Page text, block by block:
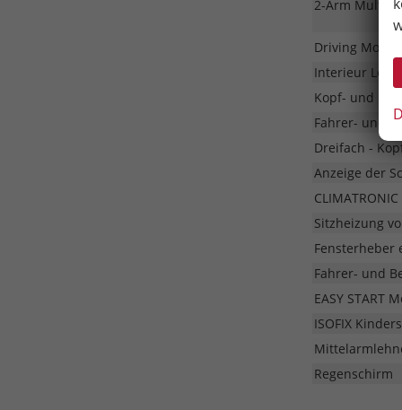
2-Arm
Driving Mode
Interieur Loft
Kopf- und
Fahrer- und
Dreifach -
Anzeige der
Sitzheizung
Fensterheber
Fahrer- und
EASY START
ISOFIX
Regenschirm